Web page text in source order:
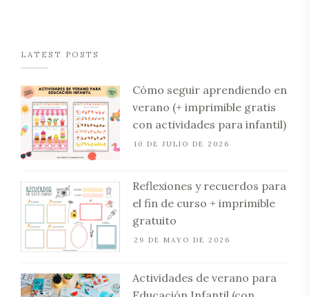
LATEST POSTS
Cómo seguir aprendiendo en
verano (+ imprimible gratis
con actividades para infantil)
10 DE JULIO DE 2026
Reflexiones y recuerdos para
el fin de curso + imprimible
gratuito
29 DE MAYO DE 2026
Actividades de verano para